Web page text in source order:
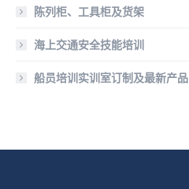
陈列柜、工具柜及货架
海上交通安全技能培训
船员培训实训室订制及最新产品